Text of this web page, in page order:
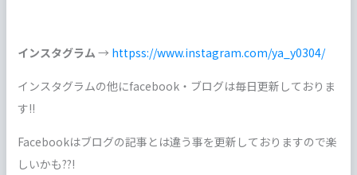
インスタグラム → httpss://www.instagram.com/ya_y0304/
インスタグラムの他にfacebook・ブログは毎日更新しておりま
す!!
Facebookはブログの記事とは違う事を更新しておりますので楽
しいかも??!